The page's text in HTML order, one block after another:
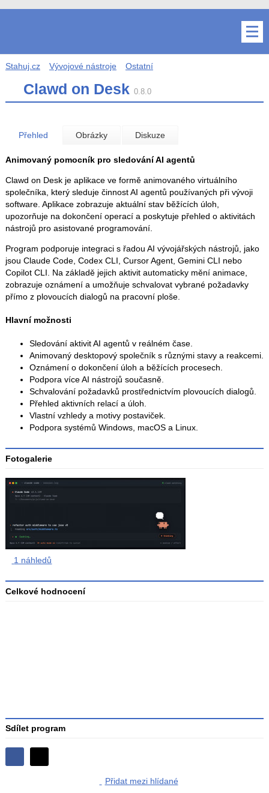
Stahuj.cz Vývojové nástroje Ostatní
Clawd on Desk 0.8.0
Přehled Obrázky Diskuze
Animovaný pomocník pro sledování AI agentů
Clawd on Desk je aplikace ve formě animovaného virtuálního
společníka, který sleduje činnost AI agentů používaných při vývoji
software. Aplikace zobrazuje aktuální stav běžících úloh,
upozorňuje na dokončení operací a poskytuje přehled o aktivitách
nástrojů pro asistované programování.
Program podporuje integraci s řadou AI vývojářských nástrojů, jako
jsou Claude Code, Codex CLI, Cursor Agent, Gemini CLI nebo
Copilot CLI. Na základě jejich aktivit automaticky mění animace,
zobrazuje oznámení a umožňuje schvalovat vybrané požadavky
přímo z plovoucích dialogů na pracovní ploše.
Hlavní možnosti
Sledování aktivit AI agentů v reálném čase.
Animovaný desktopový společník s různými stavy a reakcemi.
Oznámení o dokončení úloh a běžících procesech.
Podpora více AI nástrojů současně.
Schvalování požadavků prostřednictvím plovoucích dialogů.
Přehled aktivních relací a úloh.
Vlastní vzhledy a motivy postaviček.
Podpora systémů Windows, macOS a Linux.
Fotogalerie
1 náhledů
Celkové hodnocení
Sdílet program
Sdílejte
Přidat mezi hlídané